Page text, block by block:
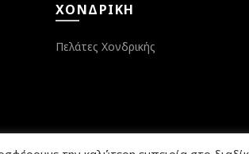
ΧΟΝΔΡΙΚΉ
Πελάτες Χονδρικής